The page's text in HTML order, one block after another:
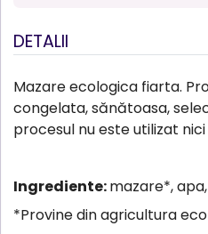
DETALII
Mazare ecologica fiarta.
congelata, sănătoasa,
procesul nu este utilizat
Ingrediente:mazare*,
*Provine din agricultura